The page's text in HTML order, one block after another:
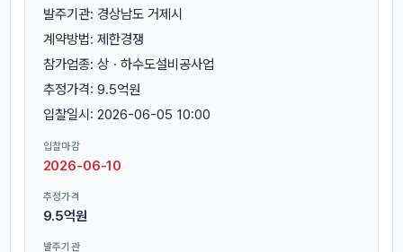
발주기관: 경상남도 거제시
계약방법: 제한경쟁
참가업종: 상ㆍ하수도설비공사업
추정가격: 9.5억원
입찰일시: 2026-06-05 10:00
입찰마감
2026-06-10
추정가격
9.5억원
발주기관